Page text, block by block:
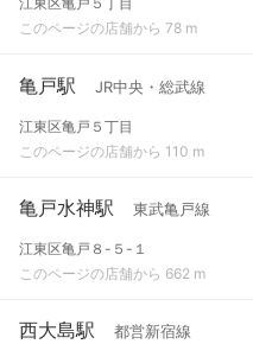
このページの店舗から 78 m
亀戸駅 JR中央・総武線
江東区亀戸５丁目
このページの店舗から 110 m
亀戸水神駅 東武亀戸線
江東区亀戸８-５-１
このページの店舗から 662 m
西大島駅 都営新宿線